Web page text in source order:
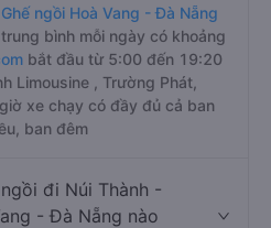
ngồi Hoà Vang - Đà Nẵng
trung bình mỗi ngày có khoảng
bắt đầu từ 5:00 đến 19:20
Limousine , Trường Phát,
xe chạy có đầy đủ cả ban
ban đêm
đi Núi Thành -
- Đà Nẵng nào